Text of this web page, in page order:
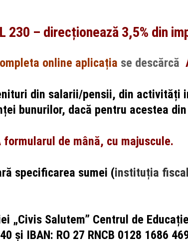
230 – direcționează 3,5% din
online aplicația se descărcă
din salarii/pensii, din
bunurilor, dacă pentru acestea
formularul de mână, cu majuscule.
specificarea sumei (instituția
„Civis Salutem” Centrul de
și IBAN: RO 27 RNCB 0128 1686